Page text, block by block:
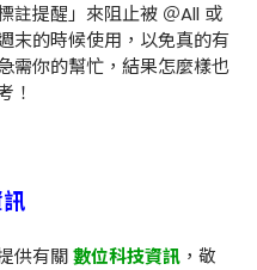
註提醒」來阻止被 ＠All 或
末的時候使用，以免真的有
需你的幫忙，結果怎麼樣也
！
供有關數位科技資訊 ，敬